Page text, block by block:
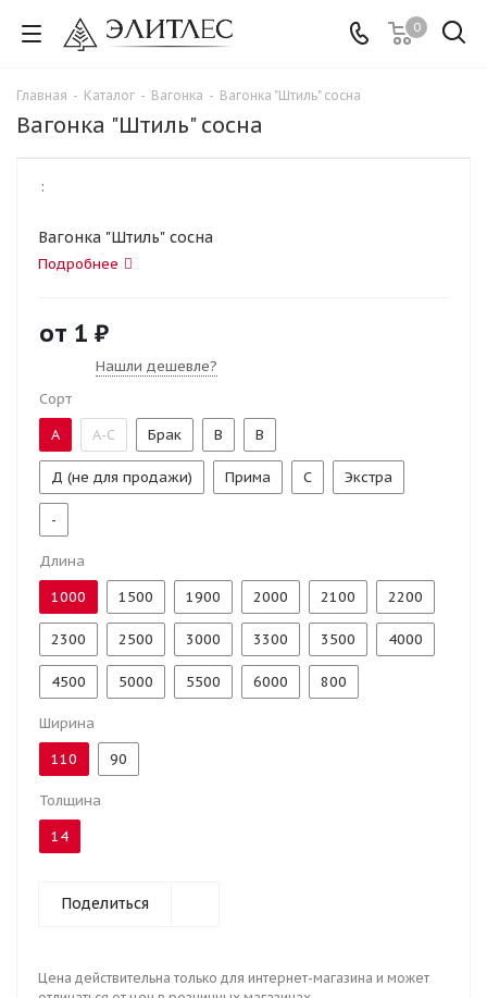
0
Главная - Каталог - Вагонка - Вагонка "Штиль" сосна
Вагонка "Штиль" сосна
:
Вагонка "Штиль" сосна
Подробнее
от 1 ₽
Нашли дешевле?
Сорт
А
А-С Брак В В
Д (не для продажи) Прима С Экстра
-
Длина
1000
1500 1900 2000 2100 2200
2300 2500 3000 3300 3500 4000
4500 5000 5500 6000 800
Ширина
110
90
Толщина
14
Поделиться
Цена действительна только для интернет-магазина и может